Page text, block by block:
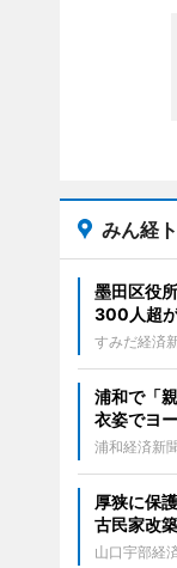
みん経
墨田区役
300人超
すみだ経済
浦和で「
衣姿でヨ
浦和経済新
厚狭に保
古民家改
山口宇部経